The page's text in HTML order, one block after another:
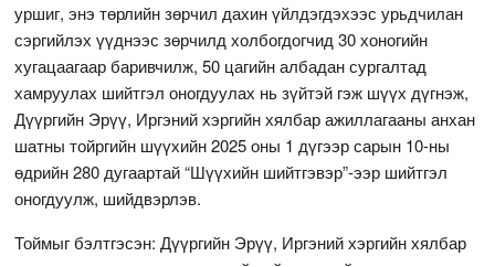
уршиг, энэ төрлийн зөрчил дахин үйлдэгдэхээс урьдчилан
сэргийлэх үүднээс зөрчилд холбогдогчид 30 хоногийн
хугацаагаар баривчилж, 50 цагийн албадан сургалтад
хамруулах шийтгэл оногдуулах нь зүйтэй гэж шүүх дүгнэж,
Дүүргийн Эрүү, Иргэний хэргийн хялбар ажиллагааны анхан
шатны тойргийн шүүхийн 2025 оны 1 дүгээр сарын 10-ны
өдрийн 280 дугаартай “Шүүхийн шийтгэвэр”-ээр шийтгэл
оногдуулж, шийдвэрлэв.
Тоймыг бэлтгэсэн: Дүүргийн Эрүү, Иргэний хэргийн хялбар